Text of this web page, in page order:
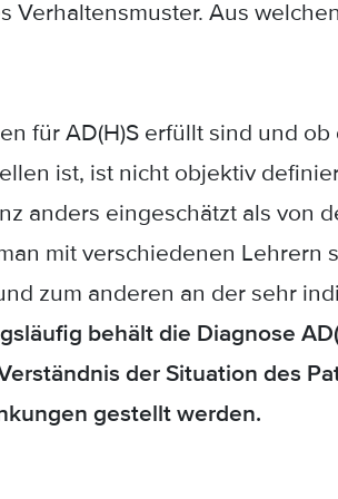
Aus
für AD(H)S erfüllt sind und
ist, ist nicht objektiv
anders eingeschätzt als von
mit verschiedenen Lehrern
zum anderen an der sehr
behält die Diagnose
der Situation des
gestellt werden.